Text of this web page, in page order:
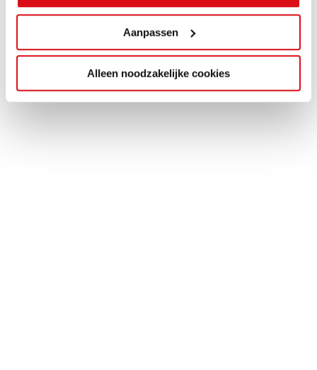
Aanpassen
Alleen noodzakelijke cookies